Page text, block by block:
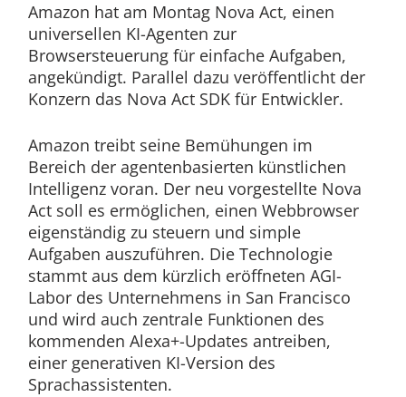
Amazon hat am Montag Nova Act, einen
universellen KI-Agenten zur
Browsersteuerung für einfache Aufgaben,
angekündigt. Parallel dazu veröffentlicht der
Konzern das Nova Act SDK für Entwickler.
Amazon treibt seine Bemühungen im
Bereich der agentenbasierten künstlichen
Intelligenz voran. Der neu vorgestellte Nova
Act soll es ermöglichen, einen Webbrowser
eigenständig zu steuern und simple
Aufgaben auszuführen. Die Technologie
stammt aus dem kürzlich eröffneten AGI-
Labor des Unternehmens in San Francisco
und wird auch zentrale Funktionen des
kommenden Alexa+-Updates antreiben,
einer generativen KI-Version des
Sprachassistenten.